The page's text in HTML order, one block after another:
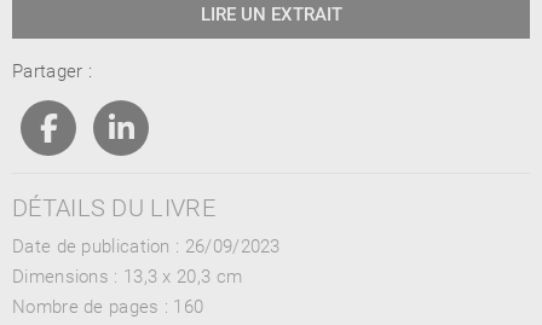
LIRE UN EXTRAIT
Partager :
DÉTAILS DU LIVRE
Date de publication : 26/09/2023
Dimensions : 13,3 x 20,3 cm
Nombre de pages : 160